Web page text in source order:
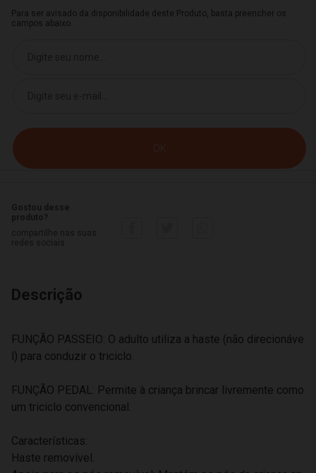
Para ser avisado da disponibilidade deste Produto, basta preencher os
campos abaixo.
Descrição
FUNÇÃO PASSEIO: O adulto utiliza a haste (não direcionáve
l) para conduzir o triciclo.
FUNÇÃO PEDAL: Permite à criança brincar livremente como
um triciclo convencional.
Características:
Haste removível.